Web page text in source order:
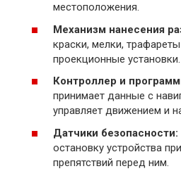
местоположения.
Механизм нанесения
краски, мелки,
проекционные установки.
Контроллер и
принимает данные с
управляет движением и
Датчики безопасности:
остановку устройства
препятствий перед ним.